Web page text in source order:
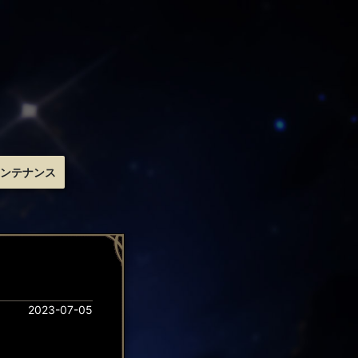
テナンス
2023-07-05